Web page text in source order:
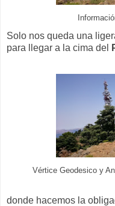
Solo nos queda una
para llegar a la cima del
Vértice Geodesico y
donde hacemos la